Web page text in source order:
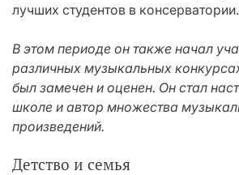
лучших студентов в консерватории.
В этом периоде он также начал
различных музыкальных
был замечен и оценен. Он стал
школе и автор множества
произведений.
Детство и семья